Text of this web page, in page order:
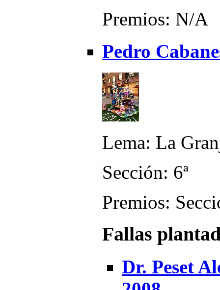
Premios: N/A
Pedro
Lema: La
Sección: 6ª
Premios:
Fallas
Dr. Peset